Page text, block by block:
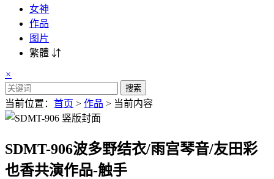
女神
作品
图片
繁體 ⇵
×
搜索
当前位置： 首页 > 作品 > 当前内容
SDMT-906波多野结衣/雨宫琴音/友田彩
也香共演作品-触手